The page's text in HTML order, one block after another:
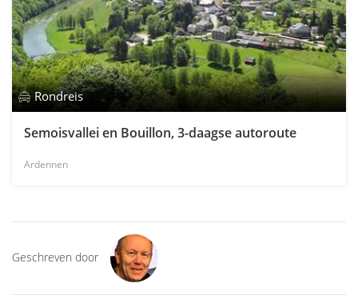
Rondreis
Semoisvallei en Bouillon, 3-daagse autoroute
Ardennen
Geschreven door